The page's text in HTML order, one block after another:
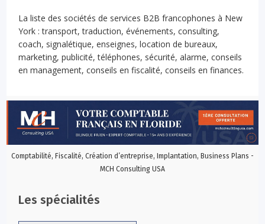
La liste des sociétés de services B2B francophones à New
York : transport, traduction, événements, consulting,
coach, signalétique, enseignes, location de bureaux,
marketing, publicité, téléphones, sécurité, alarme, conseils
en management, conseils en fiscalité, conseils en finances.
Comptabilité, Fiscalité, Création d’entreprise, Implantation, Business Plans -
MCH Consulting USA
Les spécialités